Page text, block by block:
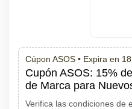
Cúpon ASOS • Expira en
Cupón ASOS: 15%
de Marca para
Verifica las condiciones de